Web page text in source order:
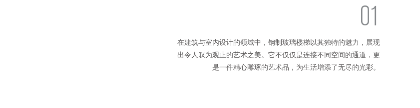
01
在建筑与室内设计的领域中，钢制玻璃楼梯以其独特的魅力，展现
出令人叹为观止的艺术之美。它不仅仅是连接不同空间的通道，更
是一件精心雕琢的艺术品，为生活增添了无尽的光彩。